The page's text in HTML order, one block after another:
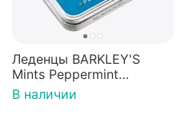
Леденцы BARKLEY'S
Mints Peppermint
перечная мята 50г,
Нидерланды
В наличии